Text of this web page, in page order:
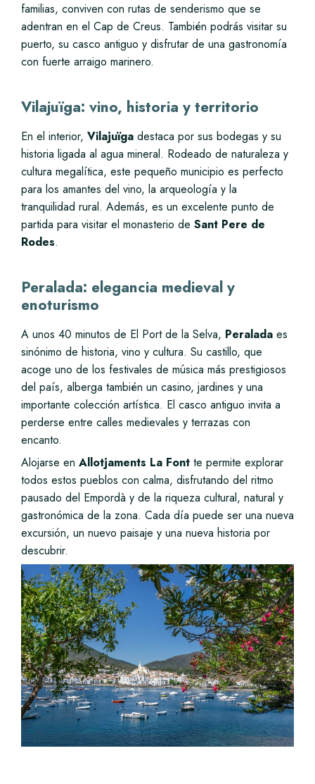
familias, conviven con rutas de senderismo que se
adentran en el Cap de Creus. También podrás visitar su
puerto, su casco antiguo y disfrutar de una gastronomía
con fuerte arraigo marinero.
Vilajuïga: vino, historia y territorio
En el interior, Vilajuïga destaca por sus bodegas y su
historia ligada al agua mineral. Rodeado de naturaleza y
cultura megalítica, este pequeño municipio es perfecto
para los amantes del vino, la arqueología y la
tranquilidad rural. Además, es un excelente punto de
partida para visitar el monasterio de Sant Pere de
Rodes.
Peralada: elegancia medieval y
enoturismo
A unos 40 minutos de El Port de la Selva, Peralada es
sinónimo de historia, vino y cultura. Su castillo, que
acoge uno de los festivales de música más prestigiosos
del país, alberga también un casino, jardines y una
importante colección artística. El casco antiguo invita a
perderse entre calles medievales y terrazas con
encanto.
Alojarse en Allotjaments La Font te permite explorar
todos estos pueblos con calma, disfrutando del ritmo
pausado del Empordà y de la riqueza cultural, natural y
gastronómica de la zona. Cada día puede ser una nueva
excursión, un nuevo paisaje y una nueva historia por
descubrir.